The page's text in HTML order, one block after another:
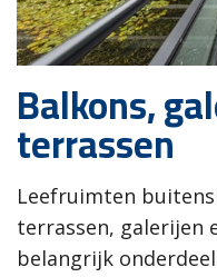
Balkons,
terrassen
Leefruimten
terrassen, galerijen
belangrijk